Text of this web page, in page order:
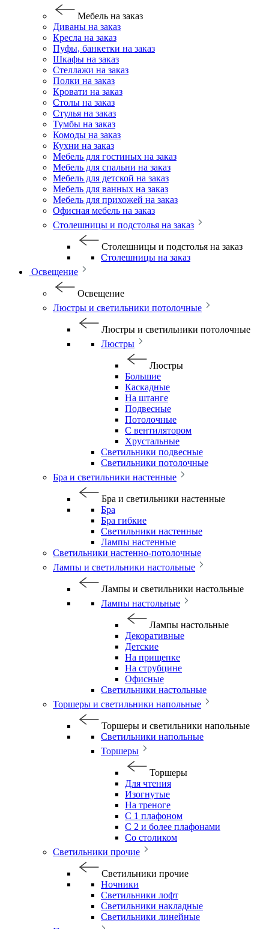
Мебель на заказ
Диваны на заказ
Кресла на заказ
Пуфы, банкетки на заказ
Шкафы на заказ
Стеллажи на заказ
Полки на заказ
Кровати на заказ
Столы на заказ
Стулья на заказ
Тумбы на заказ
Комоды на заказ
Кухни на заказ
Мебель для гостиных на заказ
Мебель для спальни на заказ
Мебель для детской на заказ
Мебель для ванных на заказ
Мебель для прихожей на заказ
Офисная мебель на заказ
Столешницы и подстолья на заказ
Столешницы и подстолья на заказ
Столешницы на заказ
Освещение
Освещение
Люстры и светильники потолочные
Люстры и светильники потолочные
Люстры
Люстры
Большие
Каскадные
На штанге
Подвесные
Потолочные
С вентилятором
Хрустальные
Светильники подвесные
Светильники потолочные
Бра и светильники настенные
Бра и светильники настенные
Бра
Бра гибкие
Светильники настенные
Лампы настенные
Светильники настенно-потолочные
Лампы и светильники настольные
Лампы и светильники настольные
Лампы настольные
Лампы настольные
Декоративные
Детские
На прищепке
На струбцине
Офисные
Светильники настольные
Торшеры и светильники напольные
Торшеры и светильники напольные
Светильники напольные
Торшеры
Торшеры
Для чтения
Изогнутые
На треноге
С 1 плафоном
С 2 и более плафонами
Со столиком
Светильники прочие
Светильники прочие
Ночники
Светильники лофт
Светильники накладные
Светильники линейные